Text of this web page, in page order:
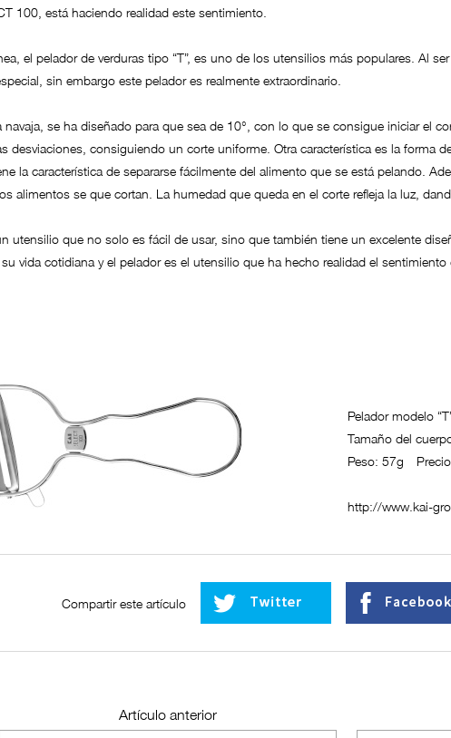
100, está haciendo realidad este sentimiento.
el pelador de verduras tipo “T”, es uno de los utensilios más populares. Al
sin embargo este pelador es realmente extraordinario.
navaja, se ha diseñado para que sea de 10°, con lo que se consigue iniciar el
desviaciones, consiguiendo un corte uniforme. Otra característica es la forma
la característica de separarse fácilmente del alimento que se está pelando.
alimentos se que cortan. La humedad que queda en el corte refleja la luz,
utensilio que no solo es fácil de usar, sino que también tiene un excelente
vida cotidiana y el pelador es el utensilio que ha hecho realidad el sentimiento
Pelador modelo
Tamaño del
Peso: 57g
http://www.kai-
Compartir este artículo
Artículo anterior